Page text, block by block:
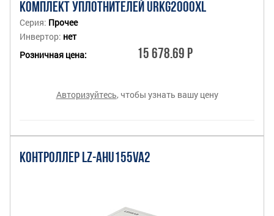
КОМПЛЕКТ УПЛОТНИТЕЛЕЙ URKG2000XL
Серия: Прочее
Инвертор: нет
Розничная цена:
15 678.69 Р
Авторизуйтесь, чтобы узнать вашу цену
КОНТРОЛЛЕР LZ-AHU155VA2